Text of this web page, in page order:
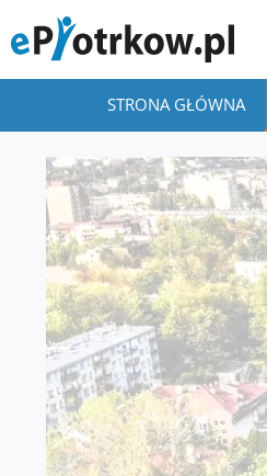
STRONA GŁÓWNA